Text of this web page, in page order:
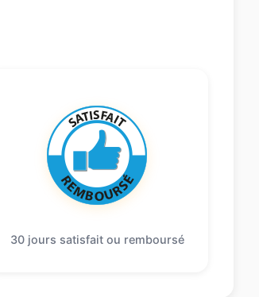
30 jours satisfait ou remboursé